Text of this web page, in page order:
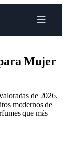
Mujer
de 2026.
modernos de
que más